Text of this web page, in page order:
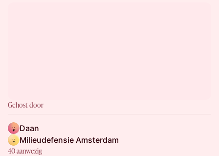
Gehost door
Daan
Milieudefensie Amsterdam
40 aanwezig